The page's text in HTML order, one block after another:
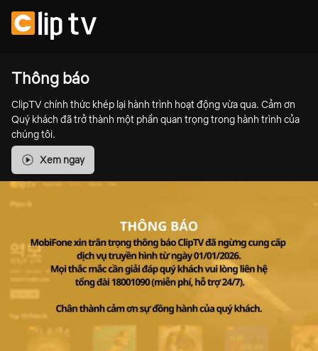
Thông báo
ClipTV chính thức khép lại hành trình hoạt động vừa qua. Cảm ơn
Quý khách đã trở thành một phần quan trọng trong hành trình của
chúng tôi.
Xem ngay